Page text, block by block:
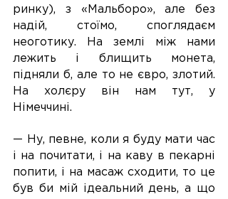
ринку), з «Мальборо», але без
надій, стоїмо, споглядаєм
неоготику. На землі між нами
лежить і блищить монета,
підняли б, але то не євро, злотий.
На холєру він нам тут, у
Німеччині.
— Ну, певне, коли я буду мати час
і на почитати, і на каву в пекарні
попити, і на масаж сходити, то це
був би мій ідеальний день, а що